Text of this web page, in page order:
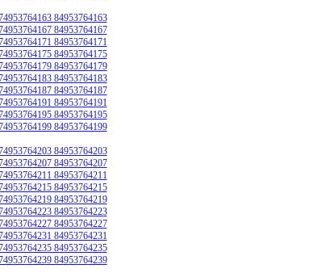
84953764163
84953764167
84953764171
84953764175
84953764179
84953764183
84953764187
84953764191
84953764195
84953764199
84953764203
84953764207
84953764211
84953764215
84953764219
84953764223
84953764227
84953764231
84953764235
84953764239